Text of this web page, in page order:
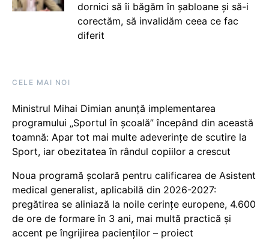
dornici să îi băgăm în șabloane și să-i
corectăm, să invalidăm ceea ce fac
diferit
CELE MAI NOI
Ministrul Mihai Dimian anunță implementarea
programului „Sportul în școală” începând din această
toamnă: Apar tot mai multe adeverințe de scutire la
Sport, iar obezitatea în rândul copiilor a crescut
Noua programă școlară pentru calificarea de Asistent
medical generalist, aplicabilă din 2026-2027:
pregătirea se aliniază la noile cerințe europene, 4.600
de ore de formare în 3 ani, mai multă practică și
accent pe îngrijirea pacienților – proiect